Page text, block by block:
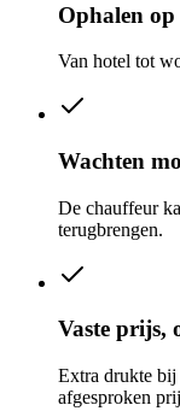
Ophalen op
Van hotel tot
Wachten
De chauffeur
terugbrengen.
Vaste prijs,
Extra drukte bij
afgesproken